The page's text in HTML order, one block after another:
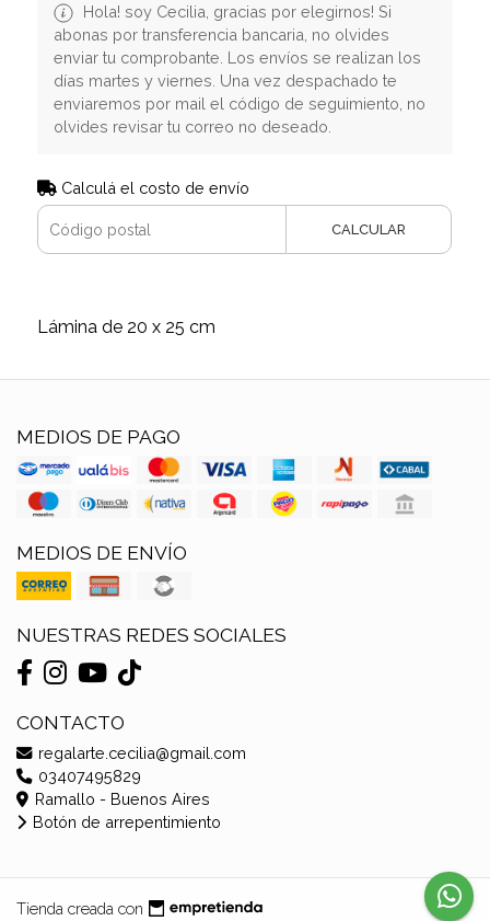
Hola! soy Cecilia, gracias por elegirnos! Si
abonas por transferencia bancaria, no olvides
enviar tu comprobante. Los envíos se realizan los
días martes y viernes. Una vez despachado te
enviaremos por mail el código de seguimiento, no
olvides revisar tu correo no deseado.
Calculá el costo de envío
CALCULAR
Lámina de 20 x 25 cm
MEDIOS DE PAGO
MEDIOS DE ENVÍO
NUESTRAS REDES SOCIALES
CONTACTO
regalarte.cecilia@gmail.com
03407495829
Ramallo - Buenos Aires
Botón de arrepentimiento
Tienda creada con